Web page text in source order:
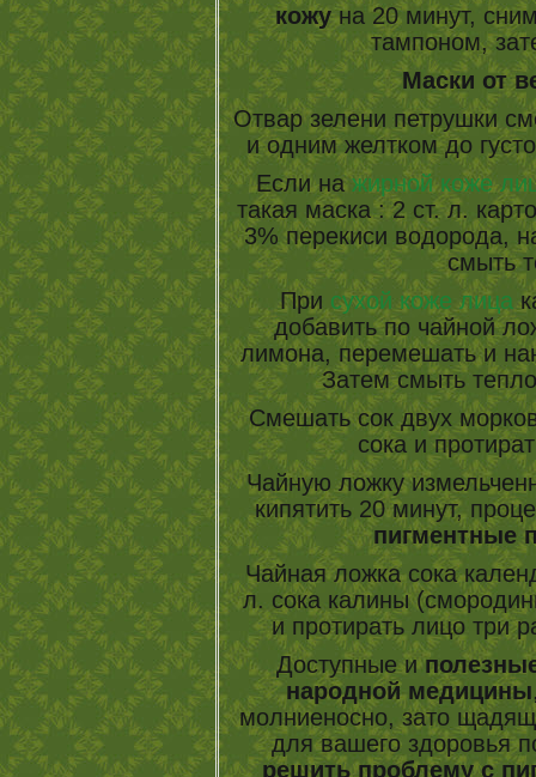
кожуна 20 минут,
тампоном,
Маски от
Отвар зелени петрушки
и одним желтком до
Если нажирной коже
такая маска : 2 ст. л.
3% перекиси водорода,
смыть
При сухой коже лица
добавить по чайной
лимона, перемешать и
Затем смыть
Смешать сок двух
сока и
Чайную ложку
кипятить 20 минут,
пигментные
Чайная ложка сока
л. сока калины
и протирать лицо три
Доступные и
народной медицины
молниеносно, зато
для вашего здоровья
решить проблему с